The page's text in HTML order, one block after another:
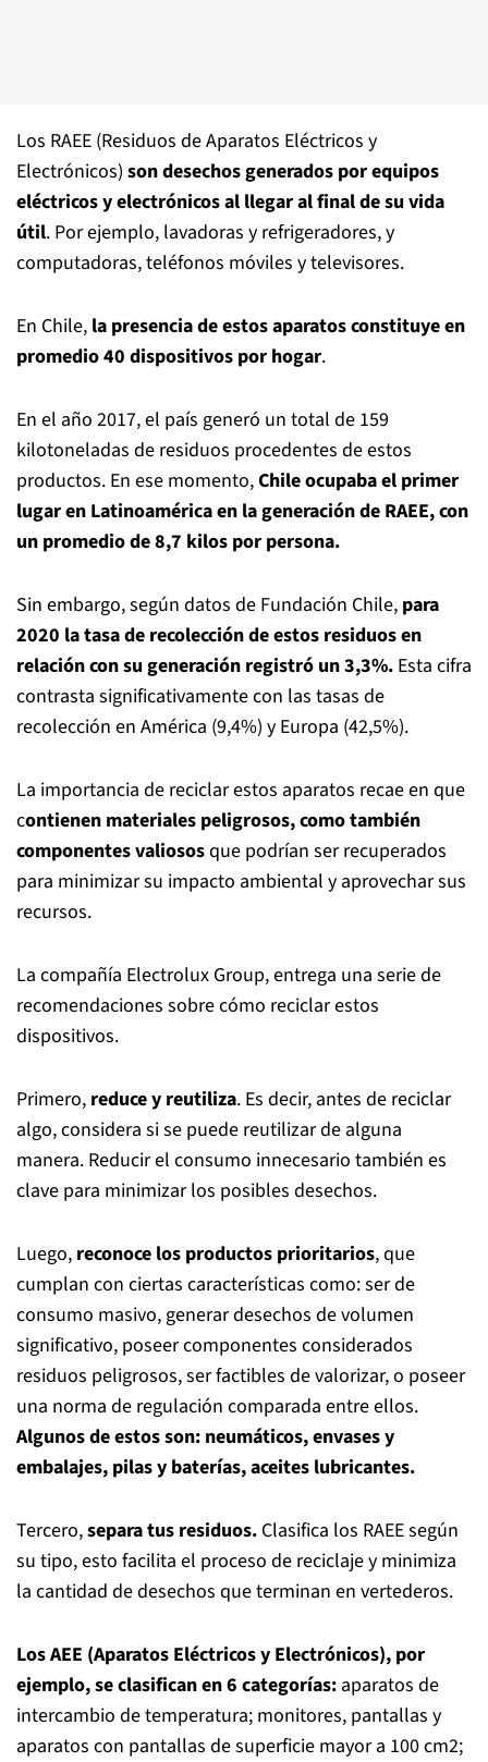
Los RAEE (Residuos de Aparatos Eléctricos y
Electrónicos) son desechos generados por equipos
eléctricos y electrónicos al llegar al final de su vida
útil. Por ejemplo, lavadoras y refrigeradores, y
computadoras, teléfonos móviles y televisores.
En Chile, la presencia de estos aparatos constituye en
promedio40 dispositivos por hogar.
En el año 2017, el país generó un total de 159
kilotoneladas de residuos procedentes de estos
productos. En ese momento,Chile ocupaba el primer
lugar en Latinoamérica en la generación de RAEE, con
un promedio de 8,7 kilos por persona.
Sin embargo, según datos de Fundación Chile, para
2020 la tasa de recolección de estos residuos en
relación con su generación registró un 3,3%. Esta cifra
contrasta significativamente con las tasas de
recolección en América (9,4%) y Europa (42,5%).
La importancia de reciclar estos aparatos recae en que
contienen materiales peligrosos, como también
componentes valiososque podrían ser recuperados
para minimizar su impacto ambiental y aprovechar sus
recursos.
La compañía Electrolux Group, entrega una serie de
recomendaciones sobre cómo reciclar estos
dispositivos.
Primero, reduce y reutiliza. Es decir, antes de reciclar
algo, considera si se puede reutilizar de alguna
manera. Reducir el consumo innecesario también es
clave para minimizar los posibles desechos.
Luego, reconoce los productos prioritarios, que
cumplan con ciertas características como: ser de
consumo masivo, generar desechos de volumen
significativo, poseercomponentes considerados
residuos peligrosos, ser factibles de valorizar, o poseer
una norma de regulación comparada entre ellos.
Algunos de estos son: neumáticos, envases y
embalajes, pilas y baterías, aceites lubricantes.
Tercero,separa tus residuos. Clasifica los RAEE según
su tipo, esto facilita el proceso de reciclaje y minimiza
la cantidad de desechos que terminan en vertederos.
Los AEE (Aparatos Eléctricos y Electrónicos), por
ejemplo, se clasifican en 6 categorías: aparatos de
intercambio de temperatura; monitores, pantallas y
aparatos con pantallas de superficie mayora 100 cm2;